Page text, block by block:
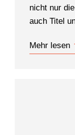
PDF-
nicht nur
auch Titel
Mehr lesen